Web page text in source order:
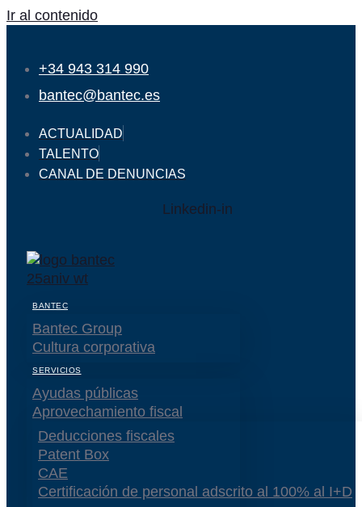
Ir al contenido
+34 943 314 990
bantec@bantec.es
ACTUALIDAD
TALENTO
CANAL DE DENUNCIAS
Linkedin-in
BANTEC
Bantec Group
Cultura corporativa
SERVICIOS
Ayudas públicas
Aprovechamiento fiscal
Deducciones fiscales
Patent Box
CAE
Certificación de personal adscrito al 100% al I+D